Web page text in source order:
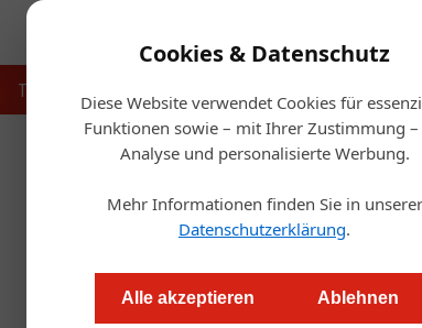
Cookies & Datenschutz
Diese Website verwendet Cookies für
Funktionen sowie – mit Ihrer Zustimmung
Analyse und personalisierte Werbung.
Mehr Informationen finden Sie in unserer
Datenschutzerklärung.
Alle akzeptieren Ablehnen
Touristik
Redaktion.OEGZ